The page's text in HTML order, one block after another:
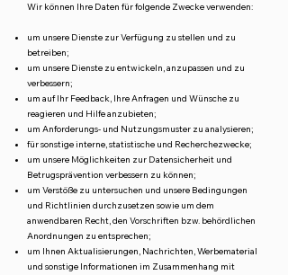
Wir können Ihre Daten für folgende Zwecke verwenden:
um unsere Dienste zur Verfügung zu stellen und zu
betreiben;
um unsere Dienste zu entwickeln, anzupassen und zu
verbessern;
um auf Ihr Feedback, Ihre Anfragen und Wünsche zu
reagieren und Hilfe anzubieten;
um Anforderungs- und Nutzungsmuster zu analysieren;
für sonstige interne, statistische und Recherchezwecke;
um unsere Möglichkeiten zur Datensicherheit und
Betrugsprävention verbessern zu können;
um Verstöße zu untersuchen und unsere Bedingungen
und Richtlinien durchzusetzen sowie um dem
anwendbaren Recht, den Vorschriften bzw. behördlichen
Anordnungen zu entsprechen;
um Ihnen Aktualisierungen, Nachrichten, Werbematerial
und sonstige Informationen im Zusammenhang mit